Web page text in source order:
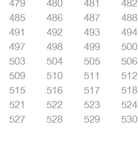
485
486 487 488
491
492 493 494
497
498 499 500
503
504 505 506
509
510 511 512
515
516 517 518
521
522 523 524
527
528 529 530